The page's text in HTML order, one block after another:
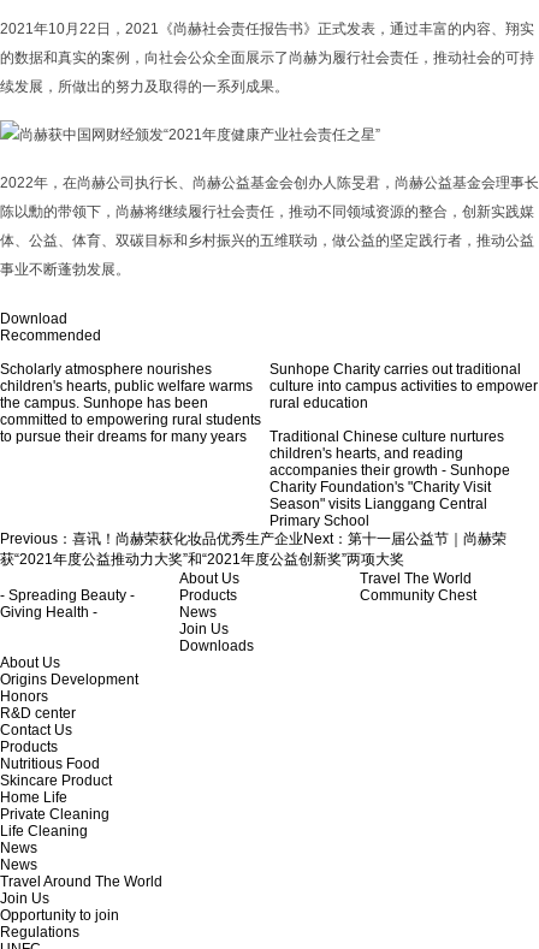
2021年10月22日，2021《尚赫社会责任报告书》正式发表，通过丰富的内容、翔实
的数据和真实的案例，向社会公众全面展示了尚赫为履行社会责任，推动社会的可持
续发展，所做出的努力及取得的一系列成果。
2022年，在尚赫公司执行长、尚赫公益基金会创办人陈旻君，尚赫公益基金会理事长
陈以勳的带领下，尚赫将继续履行社会责任，推动不同领域资源的整合，创新实践媒
体、公益、体育、双碳目标和乡村振兴的五维联动，做公益的坚定践行者，推动公益
事业不断蓬勃发展。
Download
Recommended
Scholarly atmosphere nourishes
children's hearts, public welfare warms
the campus. Sunhope has been
committed to empowering rural students
to pursue their dreams for many years
Sunhope Charity carries out traditional
culture into campus activities to empower
rural education
Traditional Chinese culture nurtures
children's hearts, and reading
accompanies their growth - Sunhope
Charity Foundation's "Charity Visit
Season" visits Lianggang Central
Primary School
Previous： 喜讯！尚赫荣获化妆品优秀生产企业 Next： 第十一届公益节｜尚赫荣
获“2021年度公益推动力大奖”和“2021年度公益创新奖”两项大奖
- Spreading Beauty -
Giving Health -
About Us
Products
News
Join Us
Downloads
Travel The World
Community Chest
About Us
Origins Development
Honors
R&D center
Contact Us
Products
Nutritious Food
Skincare Product
Home Life
Private Cleaning
Life Cleaning
News
News
Travel Around The World
Join Us
Opportunity to join
Regulations